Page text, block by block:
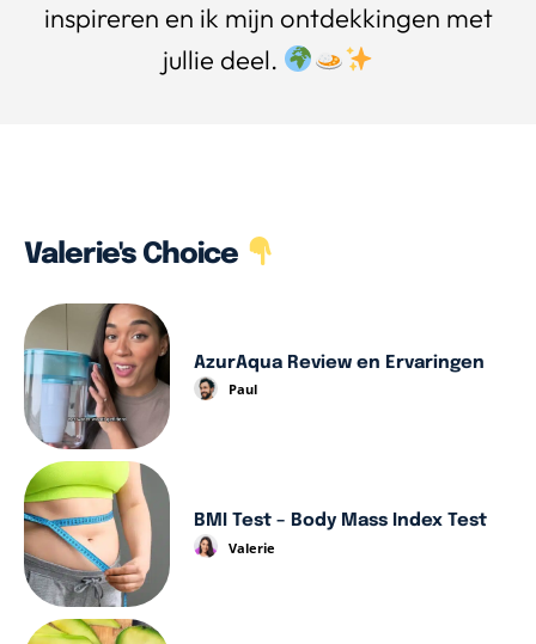
inspireren en ik mijn ontdekkingen met
jullie deel.
Valerie's Choice
AzurAqua Review en Ervaringen
Paul
BMI Test – Body Mass Index Test
Valerie